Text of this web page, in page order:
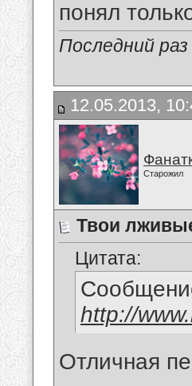
понял
Последний
12.05.2013,
Старожил
Твои
Цитата:
http://
Отличная